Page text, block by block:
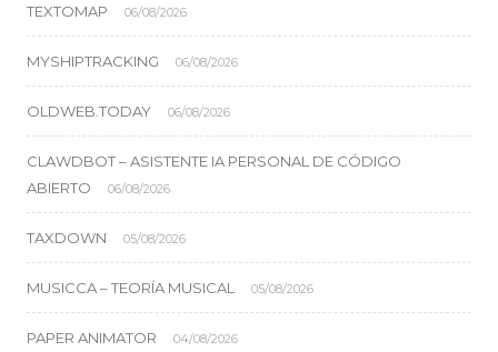
TEXTOMAP 06/08/2026
MYSHIPTRACKING 06/08/2026
OLDWEB.TODAY 06/08/2026
CLAWDBOT – ASISTENTE IA PERSONAL DE CÓDIGO
ABIERTO
06/08/2026
TAXDOWN 05/08/2026
MUSICCA – TEORÍA MUSICAL 05/08/2026
PAPER ANIMATOR 04/08/2026